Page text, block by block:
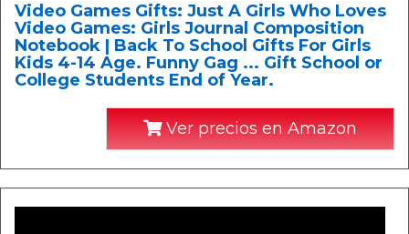
Video Games Gifts: Just A Girls Who Loves
Video Games: Girls Journal Composition
Notebook | Back To School Gifts For Girls
Kids 4-14 Age. Funny Gag ... Gift School or
College Students End of Year.
Ver precios en Amazon